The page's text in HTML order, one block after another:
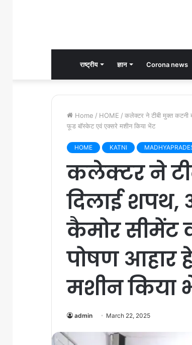
राष्ट्रीय ज्ञान Corona news
Home / HOME / कलेक्टर ने टीबी मुक्त कटनी
फूड बॉस्केट एवं एक्सरे मशीन किया भेंट
HOME KATNI
कलेक्टर ने
दिलाई शपथ,
कैमोर सीमेंट
पोषण आहार
मशीन किया
admin March 22, 2025